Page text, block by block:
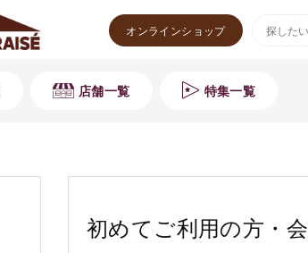
オンラインショップ
店舗一覧 特集一覧
初めてご利用の方・